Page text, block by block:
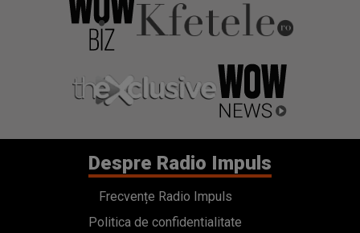
Despre Radio Impuls
Frecvențe Radio Impuls
Politica de confidentialitate